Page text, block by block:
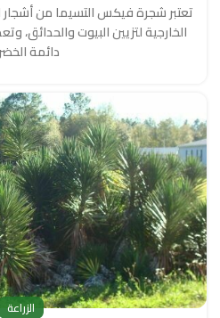
تعتبر شجرة فيكس التسيما من أشجار
الخارجية لتزيين البيوت والحدائق،
دائمة
الزراعة